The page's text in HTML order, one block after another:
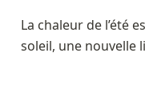
La chaleur de l’été
soleil, une nouvelle